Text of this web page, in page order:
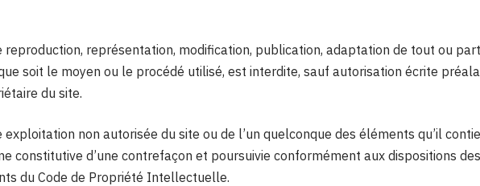
reproduction, représentation, modification, publication, adaptation de tout ou
soit le moyen ou le procédé utilisé, est interdite, sauf autorisation écrite
du site.
exploitation non autorisée du site ou de l’un quelconque des éléments qu’il
constitutive d’une contrefaçon et poursuivie conformément aux dispositions
du Code de Propriété Intellectuelle.